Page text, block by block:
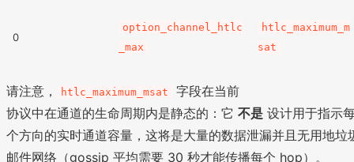
0
option_channel_htlc
_max
htlc_maximum_m
sat
请注意， htlc_maximum_msat
字段在当前
协议中在通道的生命周期内是静态的：它 不是 设计用于指示
个方向的实时通道容量，这将是大量的数据泄漏并且无用地垃
邮件网络（gossip 平均需要 30 秒才能传播每个 hop）。